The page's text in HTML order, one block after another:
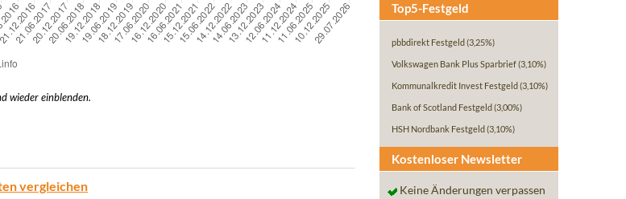
wieder einblenden.
vergleichen
Top5-Festgeld
pbbdirekt Festgeld (3,25%)
Volkswagen Bank Plus Sparbrief(3,10%)
Kommunalkredit Invest Festgeld (3,10%)
Bank of Scotland Festgeld (3,00%)
HSH Nordbank Festgeld (3,10%)
Kostenloser Newsletter
Keine Änderungen verpassen